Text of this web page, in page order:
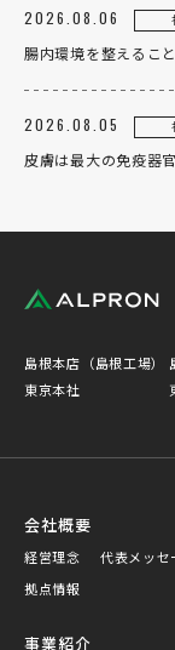
2026.08.06
腸内環境を整えるこ
2026.08.05
皮膚は最大の免疫器官
島根本店（島根工場）
東京本社
会社概要
経営理念 代表メッセ
拠点情報
事業紹介